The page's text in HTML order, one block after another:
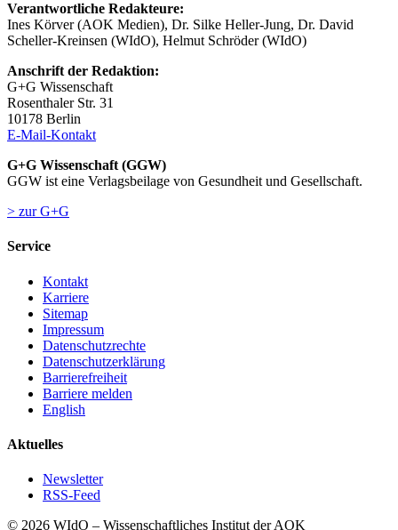
Verantwortliche Redakteure:
Ines Körver (AOK Medien), Dr. Silke Heller-Jung, Dr. David
Scheller-Kreinsen (WIdO), Helmut Schröder (WIdO)
Anschrift der Redaktion:
G+G Wissenschaft
Rosenthaler Str. 31
10178 Berlin
E-Mail-Kontakt
G+G Wissenschaft (GGW)
GGW ist eine Verlagsbeilage von Gesundheit und Gesellschaft.
> zur G+G
Service
Kontakt
Karriere
Sitemap
Impressum
Datenschutzrechte
Datenschutzerklärung
Barrierefreiheit
Barriere melden
English
Aktuelles
Newsletter
RSS-Feed
© 2026 WIdO – Wissenschaftliches Institut der AOK